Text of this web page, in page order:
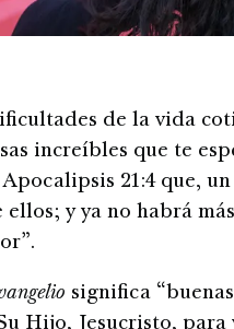
de la vida
increíbles que te
21:4 que,
ellos; y ya no habrá
significa
Hijo, Jesucristo,